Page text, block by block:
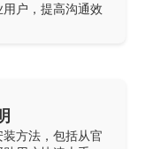
户，提高沟通效
方法，包括从官